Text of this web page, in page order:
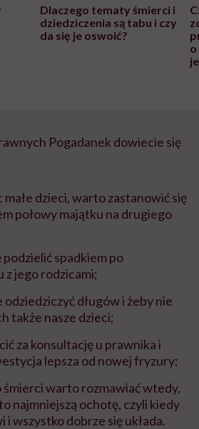
Dlaczego tematy śmierci i
dziedziczenia są tabu i czy
da się je oswoić?
Pogadanek dowiecie się
małe dzieci, warto zastanowić się
połowy majątku na drugiego
spadkiem po
z jego rodzicami;
odziedziczyć długów i żeby nie
także nasze dzieci;
za konsultację u prawnika i
lepsza od nowej fryzury;
śmierci warto rozmawiać wtedy,
najmniejszą ochotę, czyli kiedy
i wszystko dobrze się układa.